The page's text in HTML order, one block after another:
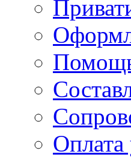
Оплата